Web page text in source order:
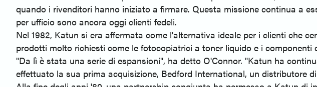
quando i rivenditori hanno iniziato a firmare. Questa missione continua a
per ufficio sono ancora oggi clienti fedeli.
Nel 1982, Katun si era affermata come l'alternativa ideale per i clienti che
prodotti molto richiesti come le fotocopiatrici a toner liquido e i componenti
"Da lì è stata una serie di espansioni", ha detto O'Connor. "Katun ha
effettuato la sua prima acquisizione, Bedford International, un distributore